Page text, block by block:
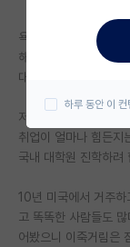
미국 대학원
대학원생 모집
연구실(PI) 홍
석박사 채용 정
임용 정보 게시
학부 인턴 게
욕과 힐난을 얻어먹을
해외대 졸업이후에 국
대학원 진학 하려합니다.
저도 백수가 되려고 된
취업이 얼마나 힘든지
국내 대학원 진학하려
10년 미국에서 거주
고 똑똑한 사람들도
어봤으니 이죽거림은
하루 동안 이 컨